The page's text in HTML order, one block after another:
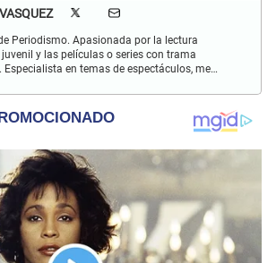
Periodismo. Apasionada por la lectura
y las películas o series con trama